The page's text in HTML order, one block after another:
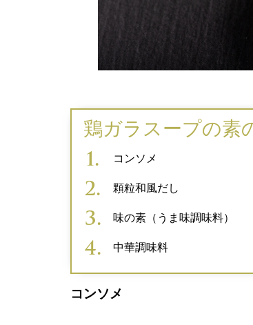
鶏ガラスープの素
コンソメ
顆粒和風だし
味の素（うま味調味料）
中華調味料
コンソメ